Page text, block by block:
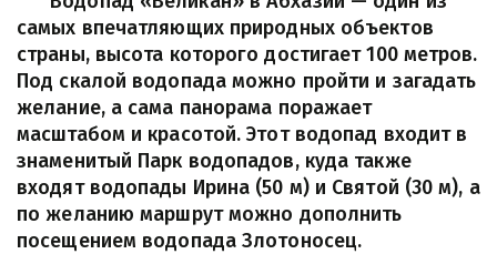
самых впечатляющих природных объектов
страны, высота которого достигает 100 метров.
Под скалой водопада можно пройти и загадать
желание, а сама панорама поражает
масштабом и красотой. Этот водопад входит в
знаменитый Парк водопадов, куда также
входят водопады Ирина (50 м) и Святой (30 м), а
по желанию маршрут можно дополнить
посещением водопада Злотоносец.